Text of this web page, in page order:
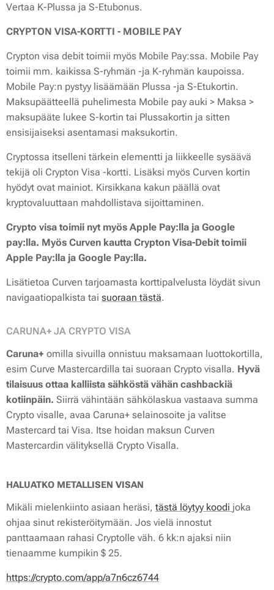
Vertaa K-Plussa ja S-Etubonus.
CRYPTON VISA-KORTTI - MOBILE PAY
Crypton visa debit toimii myös Mobile Pay:ssa. Mobile Pay
toimii mm. kaikissa S-ryhmän -ja K-ryhmän kaupoissa.
Mobile Pay:n pystyy lisäämään Plussa -ja S-Etukortin.
Maksupäätteellä puhelimesta Mobile pay auki > Maksa >
maksupääte lukee S-kortin tai Plussakortin ja sitten
ensisijaiseksi asentamasi maksukortin.
Cryptossa itselleni tärkein elementti ja liikkeelle sysäävä
tekijä oli Crypton Visa -kortti. Lisäksi myös Curven kortin
hyödyt ovat mainiot. Kirsikkana kakun päällä ovat
kryptovaluuttaan mahdollistava sijoittaminen.
Crypto visa toimii nyt myös Apple Pay:lla ja Google
pay:lla. Myös Curven kautta Crypton Visa-Debit toimii
Apple Pay:lla ja Google Pay:lla.
Lisätietoa Curven tarjoamasta korttipalvelusta löydät sivun
navigaatiopalkista tai suoraan tästä.
CARUNA+ JA CRYPTO VISA
Caruna+ omilla sivuilla onnistuu maksamaan luottokortilla,
esim Curve Mastercardilla tai suoraan Crypto visalla. Hyvä
tilaisuus ottaa kalliista sähköstä vähän cashbackiä
kotiinpäin. Siirrä vähintään sähkölaskua vastaava summa
Crypto visalle, avaa Caruna+ selainosoite ja valitse
Mastercard tai Visa. Itse hoidan maksun Curven
Mastercardin välityksellä Crypto Visalla.
HALUATKO METALLISEN VISAN
Mikäli mielenkiinto asiaan heräsi, tästä löytyy koodi joka
ohjaa sinut rekisteröitymään. Jos vielä innostut
panttaamaan rahasi Cryptolle väh. 6 kk:n ajaksi niin
tienaamme kumpikin $ 25.
https://crypto.com/app/a7n6cz6744